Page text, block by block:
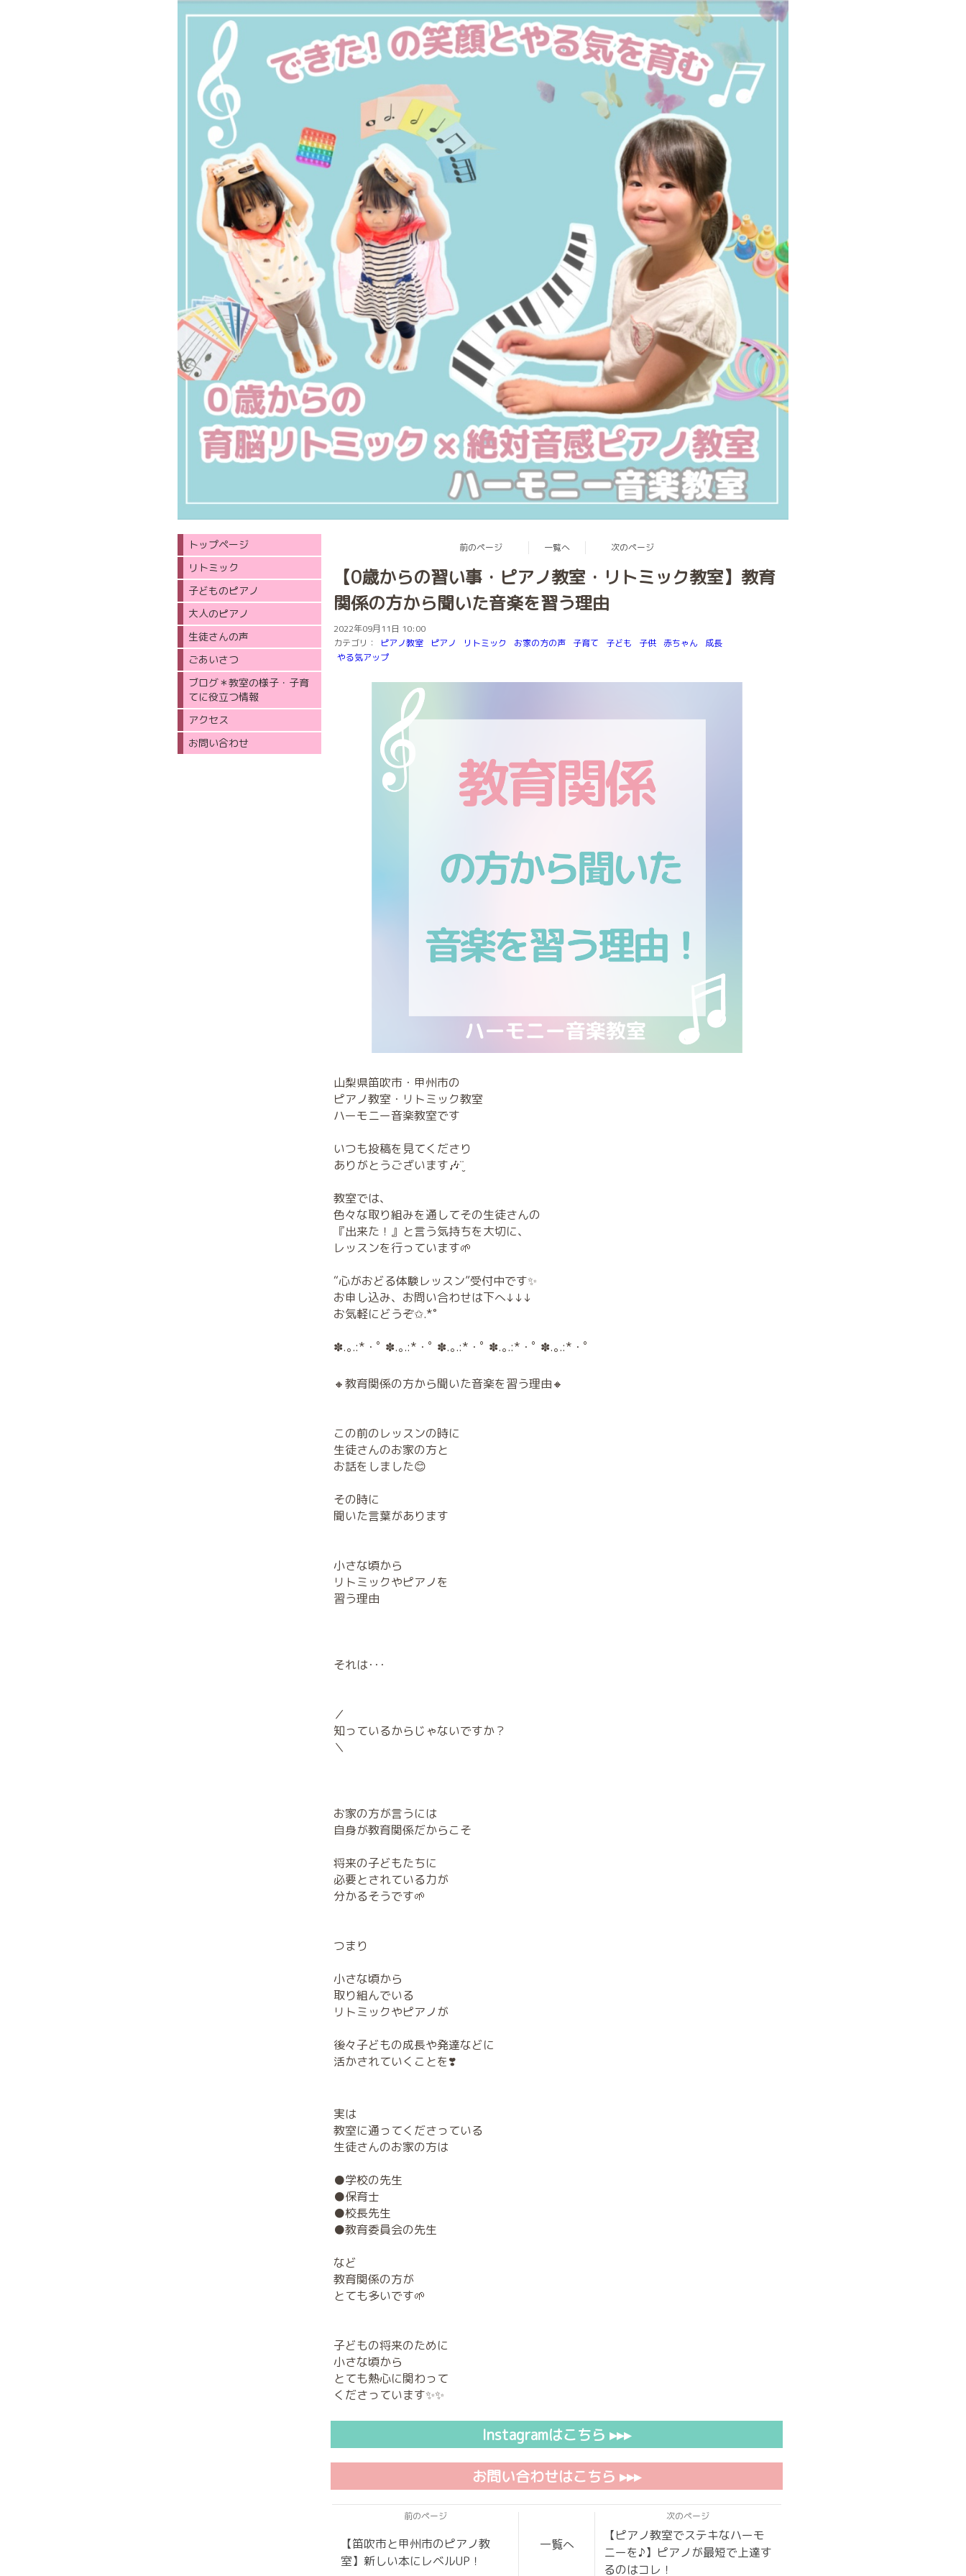
前のページ 一覧へ 次のページ
【0歳からの習い事・ピアノ教室・リトミック教室】教育
関係の方から聞いた音楽を習う理由
2022年09月11日 10:00
カテゴリ：
ピアノ教室 ピアノ リトミック お家の方の声 子育て 子ども 子供 赤ちゃん
成長
やる気アップ
山梨県笛吹市・甲州市の
ピアノ教室・リトミック教室
ハーモニー音楽教室です
いつも投稿を見てくださり
ありがとうございます🎶¨̮
教室では、
色々な取り組みを通してその生徒さんの
『出来た！』と言う気持ちを大切に、
レッスンを行っています🌱
“心がおどる体験レッスン”受付中です✨
お申し込み、お問い合わせは下へ↓↓↓
お気軽にどうぞ✩.*˚
✽.｡.:*・ﾟ ✽.｡.:*・ﾟ ✽.｡.:*・ﾟ ✽.｡.:*・ﾟ ✽.｡.:*・ﾟ
🔸教育関係の方から聞いた音楽を習う理由🔸
この前のレッスンの時に
生徒さんのお家の方と
お話をしました😊
その時に
聞いた言葉があります
小さな頃から
リトミックやピアノを
習う理由
それは･･･
／
知っているからじゃないですか？
＼
お家の方が言うには
自身が教育関係だからこそ
将来の子どもたちに
必要とされている力が
分かるそうです🌱
つまり
小さな頃から
取り組んでいる
リトミックやピアノが
後々子どもの成長や発達などに
活かされていくことを❣️
実は
教室に通ってくださっている
生徒さんのお家の方は
●学校の先生
●保育士
●校長先生
●教育委員会の先生
など
教育関係の方が
とても多いです🌱
子どもの将来のために
小さな頃から
とても熱心に関わって
くださっています✨✨
Instagramはこちら ▸▸▸
お問い合わせはこちら ▸▸▸
前のページ
【笛吹市と甲州市のピアノ教
室】新しい本にレベルUP！
一覧へ
次のページ
【ピアノ教室でステキなハーモ
ニーを♪】ピアノが最短で上達す
るのはコレ！
トップページ
リトミック
子どものピアノ
大人のピアノ
生徒さんの声
ごあいさつ
ブログ＊教室の様子・子育
てに役立つ情報
アクセス
お問い合わせ